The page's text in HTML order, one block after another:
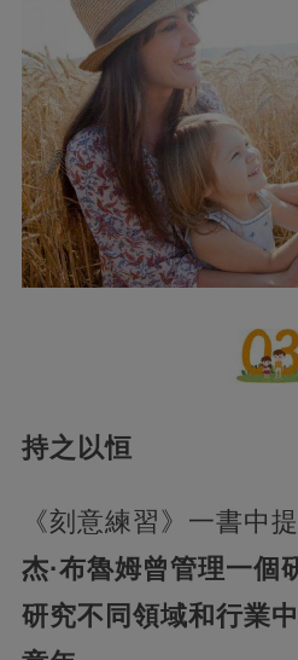
持之以恒
《刻意練習》一書中
杰·布魯姆曾管理一個
研究不同領域和行業